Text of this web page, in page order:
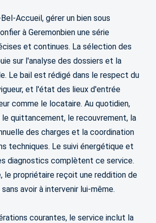
Accueil, gérer un bien sous
à Geremonbien une série
et continues. La sélection des
sur l'analyse des dossiers et la
Le bail est rédigé dans le respect du
et l'état des lieux d'entrée
comme le locataire. Au quotidien,
le quittancement, le recouvrement, la
des charges et la coordination
techniques. Le suivi énergétique et
diagnostics complètent ce service.
le propriétaire reçoit une reddition de
avoir à intervenir lui-même.
courantes, le service inclut la